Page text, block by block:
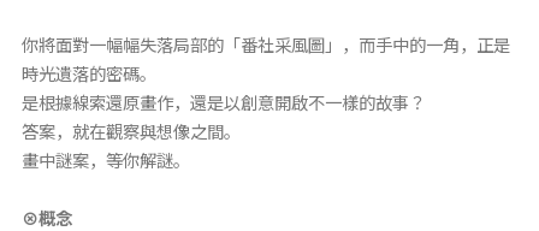
你將面對一幅幅失落局部的「番社采風圖」，而手中的一角，正是
時光遺落的密碼。
是根據線索還原畫作，還是以創意開啟不一樣的故事？
答案，就在觀察與想像之間。
畫中謎案，等你解謎。
⊗概念